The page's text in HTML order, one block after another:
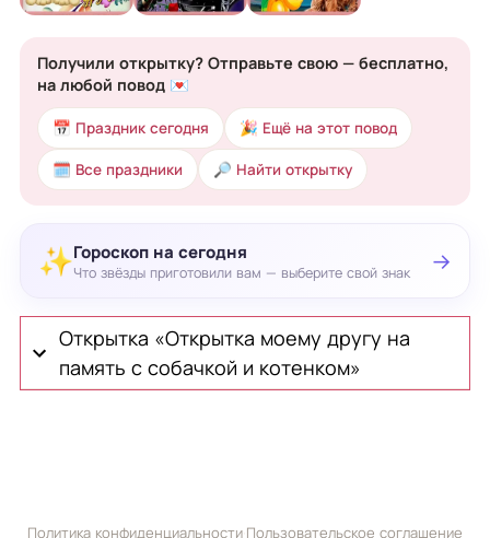
Получили открытку? Отправьте свою — бесплатно,
на любой повод 💌
📅 Праздник сегодня 🎉 Ещё на этот повод
🗓 Все праздники 🔎 Найти открытку
✨Гороскоп на сегодня
Что звёзды приготовили вам — выберите свой знак →
Открытка «Открытка моему другу на
память с собачкой и котенком»
Политика конфиденциальности Пользовательское соглашение